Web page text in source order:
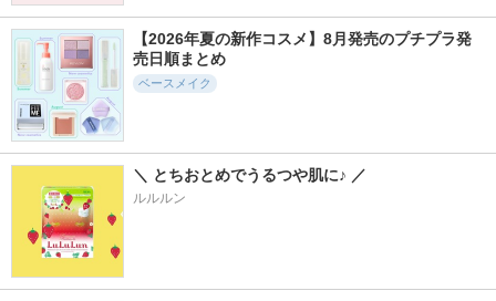
5.6
4683件
ライトリフレクティ
ング プリズマティ
ックパウダー
NARS
5.4
7355件
エッセンス スキン
グロウ ファンデー
ション
5.4
4429件
5.4
14196件
【2026年夏の新作コスメ】8月発売のプチプラ発
売日順まとめ
ベースメイク
＼ とちおとめでうるつや肌に♪ ／
ルルルン